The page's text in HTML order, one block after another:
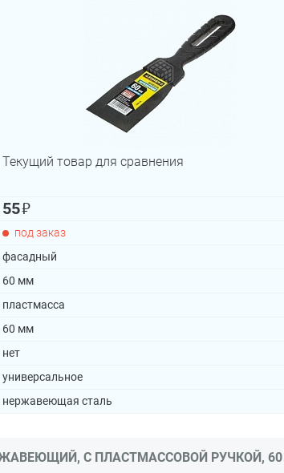
Текущий товар для сравнения
55₽
под заказ
фасадный
60 мм
пластмасса
60 мм
нет
универсальное
нержавеющая сталь
С ПЛАСТМАССОВОЙ РУЧКОЙ,